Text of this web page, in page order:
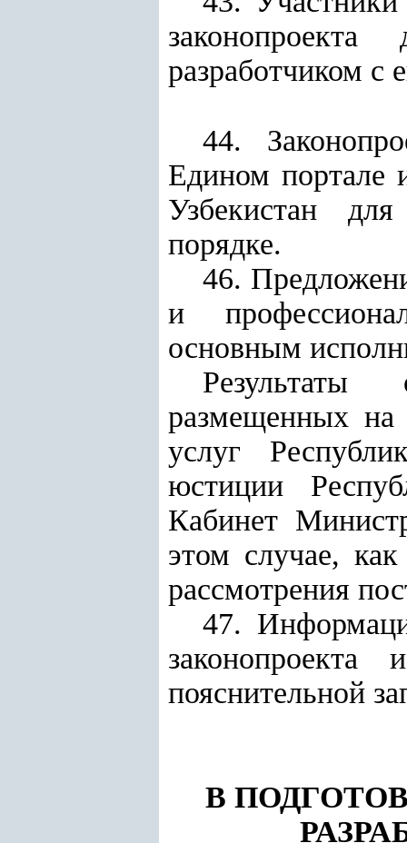
разработчиком с
44.
Едином портале
Узбекистан
порядке.
46.
и
основным
Результаты
размещенных на
услуг
юстиции
Кабинет
этом случае, как
рассмотрения
47.
пояснительной
В